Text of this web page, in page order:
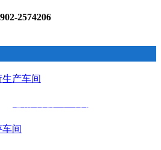
2574206